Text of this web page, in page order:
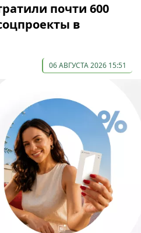
почти 600
в
06 АВГУСТА 2026 15:51